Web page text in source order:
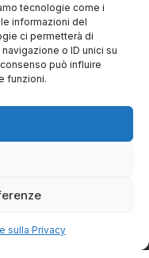
tecnologie come i
informazioni del
ci permetterà di
o ID unici su
può influire
funzioni.
sulla Privacy
D'agri PZ